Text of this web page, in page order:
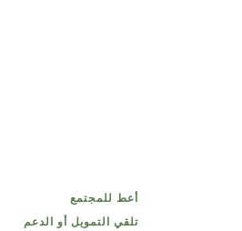
أعط للمجتمع
تلقي التمويل أو الدعم